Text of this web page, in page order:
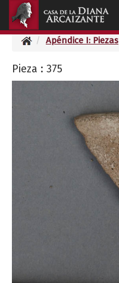
Apéndice I: Piezas
Pieza : 375